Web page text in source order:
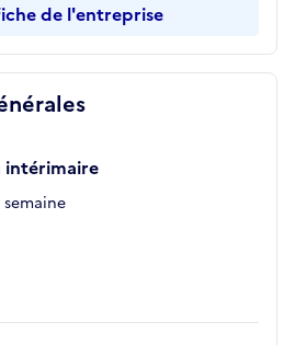
intérimaire
de l'entreprise